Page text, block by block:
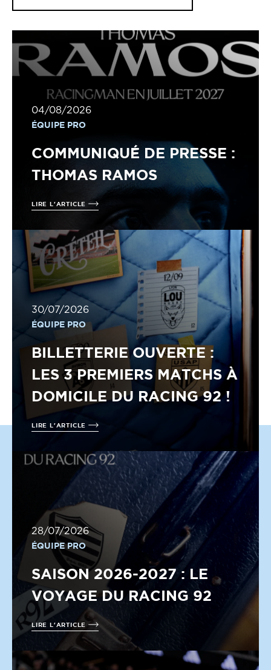
04/08/2026
ÉQUIPE PRO
COMMUNIQUÉ DE PRESSE :
THOMAS RAMOS
LIRE L'ARTICLE
30/07/2026
ÉQUIPE PRO
BILLETTERIE OUVERTE :
LES 3 PREMIERS MATCHS À
DOMICILE DU RACING 92 !
LIRE L'ARTICLE
28/07/2026
ÉQUIPE PRO
SAISON 2026-2027 : LE
VOYAGE DU RACING 92
LIRE L'ARTICLE